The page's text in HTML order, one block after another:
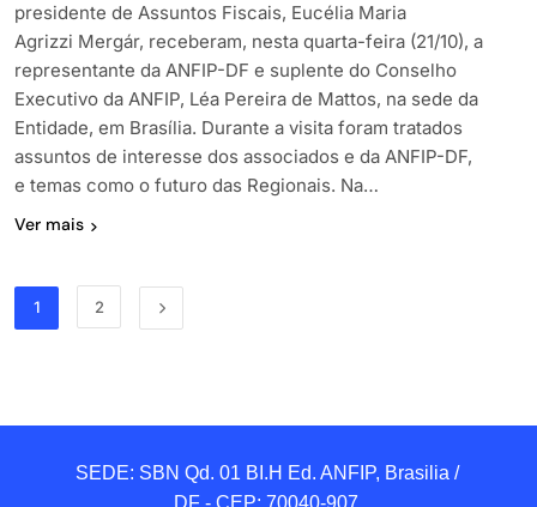
presidente de Assuntos Fiscais, Eucélia Maria
Agrizzi Mergár, receberam, nesta quarta-feira (21/10), a
representante da ANFIP-DF e suplente do Conselho
Executivo da ANFIP, Léa Pereira de Mattos, na sede da
Entidade, em Brasília. Durante a visita foram tratados
assuntos de interesse dos associados e da ANFIP-DF,
e temas como o futuro das Regionais. Na…
Ver mais
1 2
SEDE: SBN Qd. 01 BI.H Ed. ANFIP, Brasilia /